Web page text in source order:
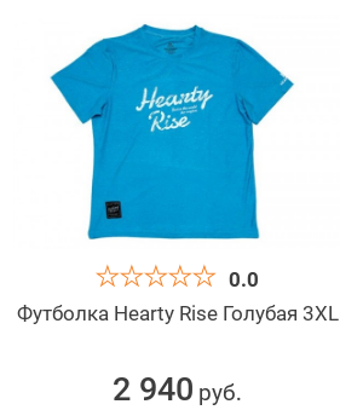
0.0
Футболка Hearty Rise Голубая 3XL
2 940 руб.